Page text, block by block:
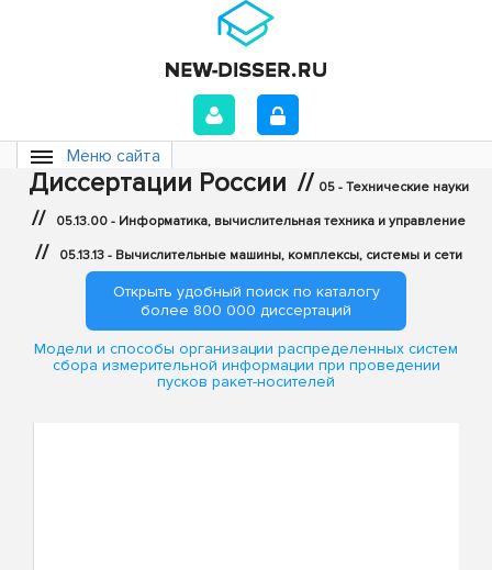
Меню сайта
Диссертации России // 05 - Технические науки
// 05.13.00 - Информатика, вычислительная техника и управление
// 05.13.13 - Вычислительные машины, комплексы, системы и сети
Открыть удобный поиск по каталогу
более 800 000 диссертаций
Модели и способы организации распределенных систем
сбора измерительной информации при проведении
пусков ракет-носителей